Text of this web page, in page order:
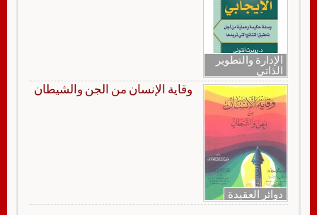
الإدارة والتطوير
الذاتي
دوائر العقيدة
وقاية الإنسان من الجن والشيطان